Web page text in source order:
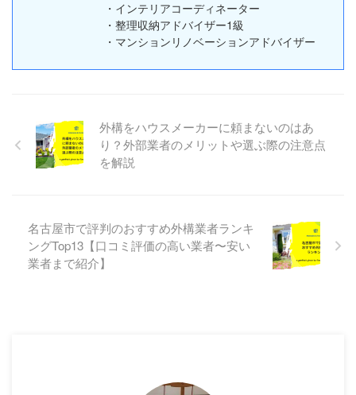
・インテリアコーディネーター
・整理収納アドバイザー1級
・マンションリノベーションアドバイザー
外構をハウスメーカーに頼まないのはあ
り？外部業者のメリットや選ぶ際の注意点
を解説
名古屋市で評判のおすすめ外構業者ランキ
ングTop13【口コミ評価の高い業者〜安い
業者まで紹介】